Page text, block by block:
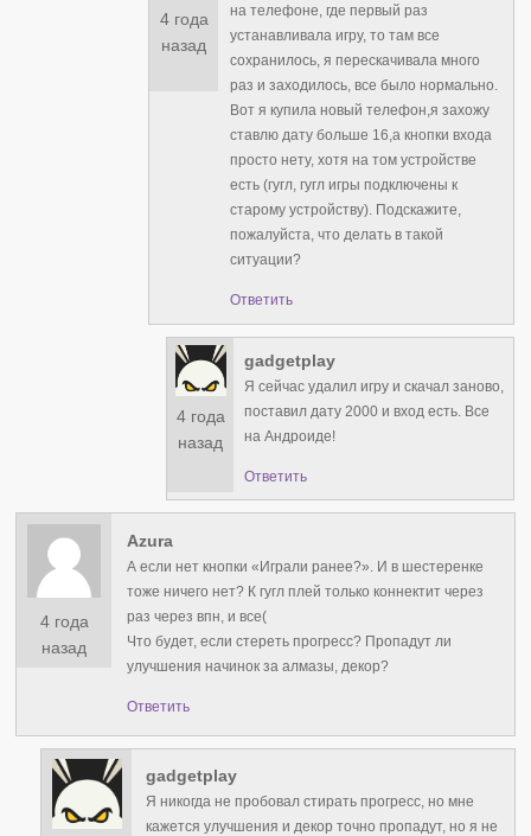
4 года
назад
на телефоне, где первый раз
устанавливала игру, то там все
сохранилось, я перескачивала много
раз и заходилось, все было нормально.
Вот я купила новый телефон,я захожу
ставлю дату больше 16,а кнопки входа
просто нету, хотя на том устройстве
есть (гугл, гугл игры подключены к
старому устройству). Подскажите,
пожалуйста, что делать в такой
ситуации?
Ответить
4 года
назад
gadgetplay
Я сейчас удалил игру и скачал заново,
поставил дату 2000 и вход есть. Все
на Андроиде!
Ответить
4 года
назад
Azura
А если нет кнопки «Играли ранее?». И в шестеренке
тоже ничего нет? К гугл плей только коннектит через
раз через впн, и все(
Что будет, если стереть прогресс? Пропадут ли
улучшения начинок за алмазы, декор?
Ответить
gadgetplay
Я никогда не пробовал стирать прогресс, но мне
кажется улучшения и декор точно пропадут, но я не